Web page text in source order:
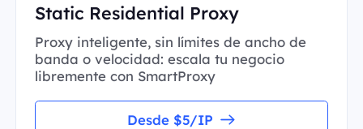
Static Residential Proxy
Proxy inteligente, sin límites de ancho de
banda o velocidad: escala tu negocio
libremente con SmartProxy
Desde $5/IP